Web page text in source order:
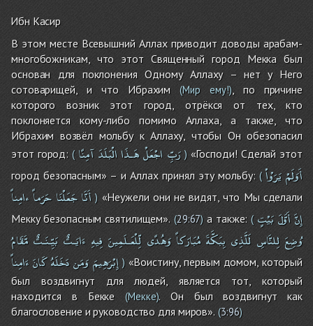
Ибн Касир
В этом месте Всевышний Аллах приводит доводы арабам-
многобожникам, что этот Священный город Мекка был
основан для поклонения Одному Аллаху – нет у Него
сотоварищей, и что Ибрахим (Мир ему!), по причине
которого возник этот город, отрёкся от тех, кто
поклоняется кому-либо помимо Аллаха, а также, что
Ибрахим возвёл мольбу к Аллаху, чтобы Он обезопасил
этот город: ( رَبِّ اجْعَلْهَـذَاالْبَلَدَآمِنًا )«Господи! Сделай этот
город безопасным» – и Аллах принял эту мольбу:( أَوَلَمْيَرَوْاْ
أَنَّاجَعَلْنَا حَرَماًءامِناً ) «Неужели они не видят, что Мы сделали
Мекку безопасным святилищем». (29:67) а также: ( إِنَّأَوَّلَبَيْتٍ
وُضِعَ لِلنَّاسِ لَلَّذِى بِبَكَّةَ مُبَارَكاً وَهُدًى لِّلْعَـلَمِينَ فِيهِ ءَايَـتٌ بَيِّـنَـتٌ مَّقَامُ
إِبْرَهِيمَوَمَندَخَلَهُكَانَءَامِناً )«Воистину, первым домом, который
был воздвигнут для людей, является тот, который
находится в Бекке (Мекке). Он был воздвигнут как
благословение и руководство для миров». (3:96)